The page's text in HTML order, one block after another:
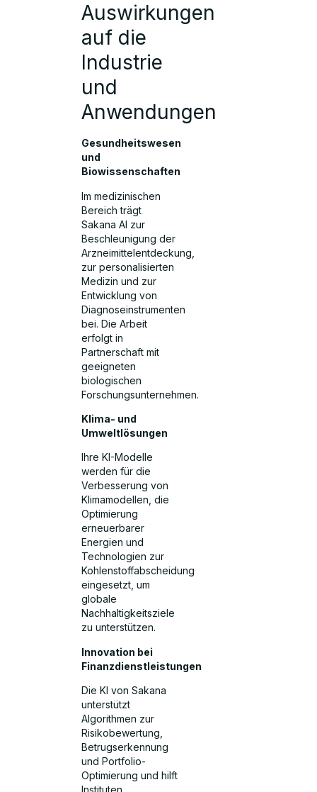
Auswirkungen
auf die
Industrie
und
Anwendungen
Gesundheitswesen
und
Biowissenschaften
Im medizinischen
Bereich trägt
Sakana AI zur
Beschleunigung der
Arzneimittelentdeckung,
zur personalisierten
Medizin und zur
Entwicklung von
Diagnoseinstrumenten
bei. Die Arbeit
erfolgt in
Partnerschaft mit
geeigneten
biologischen
Forschungsunternehmen.
Klima- und
Umweltlösungen
Ihre KI-Modelle
werden für die
Verbesserung von
Klimamodellen, die
Optimierung
erneuerbarer
Energien und
Technologien zur
Kohlenstoffabscheidung
eingesetzt, um
globale
Nachhaltigkeitsziele
zu unterstützen.
Innovation bei
Finanzdienstleistungen
Die KI von Sakana
unterstützt
Algorithmen zur
Risikobewertung,
Betrugserkennung
und Portfolio-
Optimierung und hilft
Instituten,